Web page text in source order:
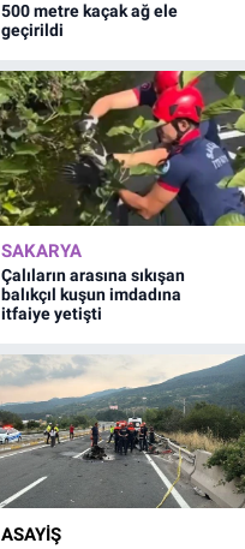
500 metre kaçak ağ ele
geçirildi
SAKARYA
Çalıların arasına sıkışan
balıkçıl kuşun imdadına
itfaiye yetişti
ASAYİŞ